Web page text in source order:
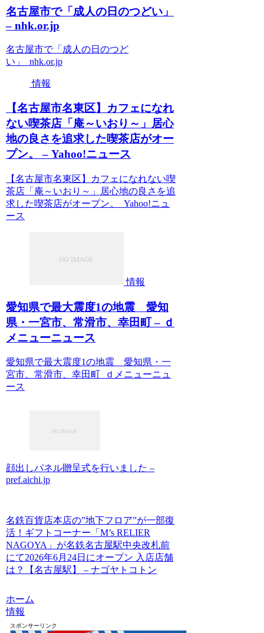
名古屋市で「成人の日のつどい」
– nhk.or.jp
名古屋市で「成人の日のつど
い」 nhk.or.jp
情報
【名古屋市名東区】カフェになれ
ない喫茶店「庵～いおり～」居心
地の良さを追求した喫茶店がオー
プン。 – Yahoo!ニュース
【名古屋市名東区】カフェになれない喫
茶店「庵～いおり～」居心地の良さを追
求した喫茶店がオープン。 Yahoo!ニュ
ース
情報
愛知県で最大震度1の地震 愛知
県・一宮市、常滑市、幸田町 – ｄ
メニューニュース
愛知県で最大震度1の地震 愛知県・一
宮市、常滑市、幸田町 ｄメニューニュ
ース
顔出しパネル贈呈式を行いました –
pref.aichi.jp
名鉄百貨店本店の”地下フロア”が一部復
活！ギフトコーナー「M’s RELIER
NAGOYA」が名鉄名古屋駅中央改札前
にて2026年6月24日にオープン 入店店舗
は？【名古屋駅】 – ナゴヤトコトン
ホーム
情報
スポンサーリンク